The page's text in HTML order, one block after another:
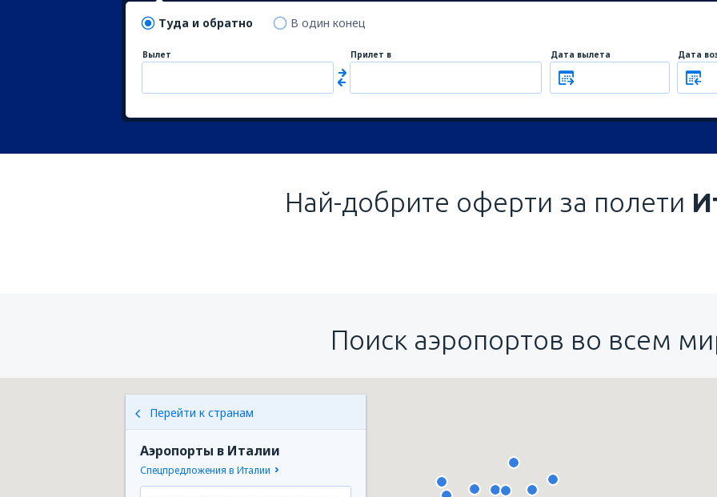
Туда и обратно В один конец
Вылет Прилет в Дата вылета Дата
Най-добрите оферти за полети
Поиск аэропортов во всем
Перейти к странам
Аэропорты в Италии
Спецпредложения в Италии